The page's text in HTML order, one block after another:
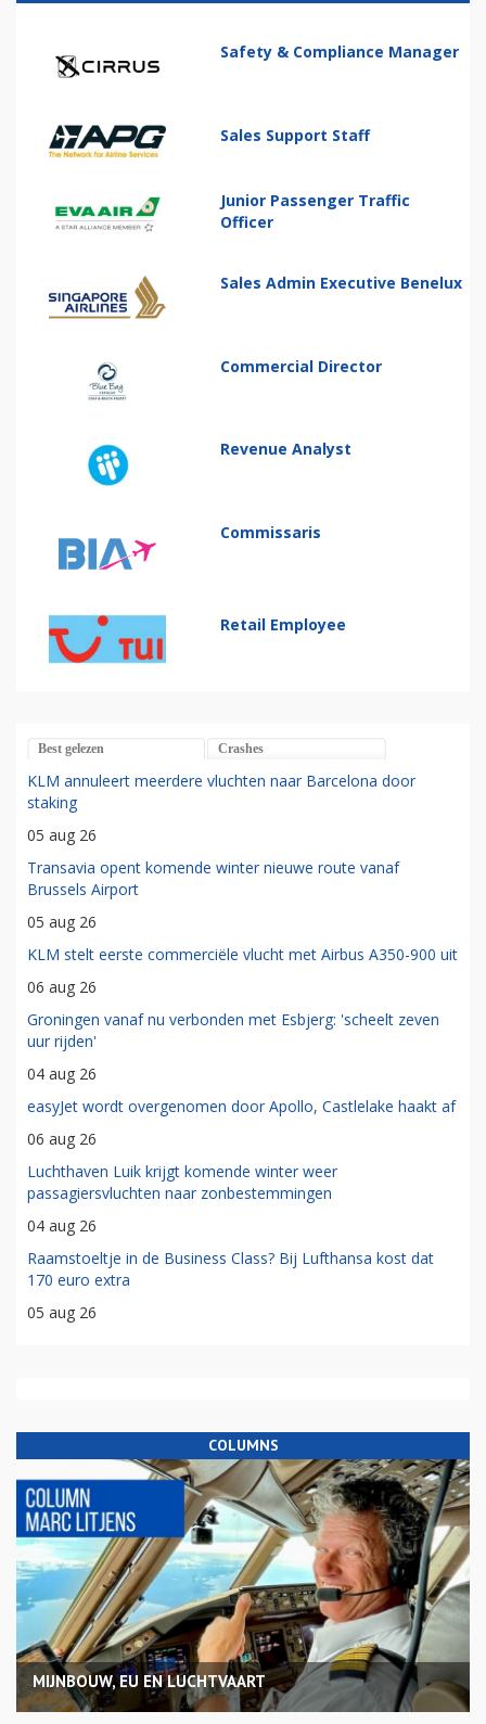
Safety & Compliance Manager
Sales Support Staff
Junior Passenger Traffic
Officer
Sales Admin Executive Benelux
Commercial Director
Revenue Analyst
Commissaris
Retail Employee
Best gelezen Crashes
KLM annuleert meerdere vluchten naar Barcelona door
staking
05 aug 26
Transavia opent komende winter nieuwe route vanaf
Brussels Airport
05 aug 26
KLM stelt eerste commerciële vlucht met Airbus A350-900 uit
06 aug 26
Groningen vanaf nu verbonden met Esbjerg: 'scheelt zeven
uur rijden'
04 aug 26
easyJet wordt overgenomen door Apollo, Castlelake haakt af
06 aug 26
Luchthaven Luik krijgt komende winter weer
passagiersvluchten naar zonbestemmingen
04 aug 26
Raamstoeltje in de Business Class? Bij Lufthansa kost dat
170 euro extra
05 aug 26
COLUMNS
MIJNBOUW, EU EN LUCHTVAART